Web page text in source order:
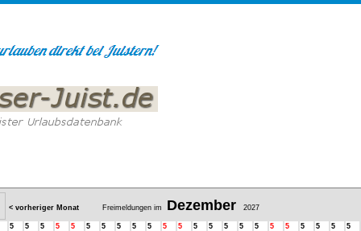
< vorheriger Monat Freimeldungen im Dezember 2027
5 5 5 5 5 5 5 5 5 5 5 5 5 5 5 5 5 5 5 5 5 5 5